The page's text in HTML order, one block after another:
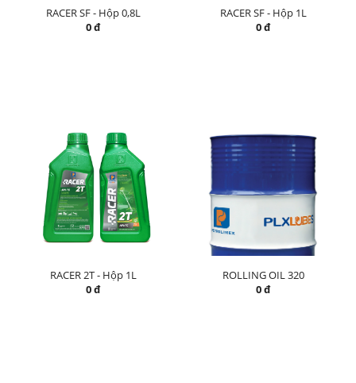
RACER SF - Hộp 0,8L
0 đ
RACER SF - Hộp 1L
0 đ
RACER 2T - Hộp 1L
0 đ
ROLLING OIL 320
0 đ